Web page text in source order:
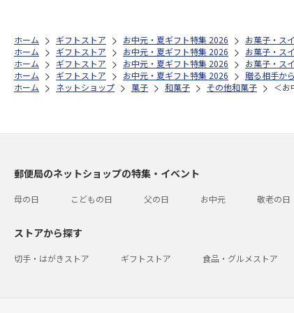
ホーム ギフトストア お中元・夏ギフト特集 2026 お菓子・ス
ホーム
ギフトストア お中元・夏ギフト特集 2026 お菓子・ス
ホーム
ギフトストア お中元・夏ギフト特集 2026 お菓子・ス
ホーム
ギフトストア お中元・夏ギフト特集 2026 贈る相手か
ホーム
ネットショップ 菓子 和菓子 その他和菓子 ＜お
郵便局のネットショップの特集・イベント
母の日 こどもの日 父の日 お中元 敬老の日
ストアから探す
切手・はがきストア ギフトストア 食品・グルメストア